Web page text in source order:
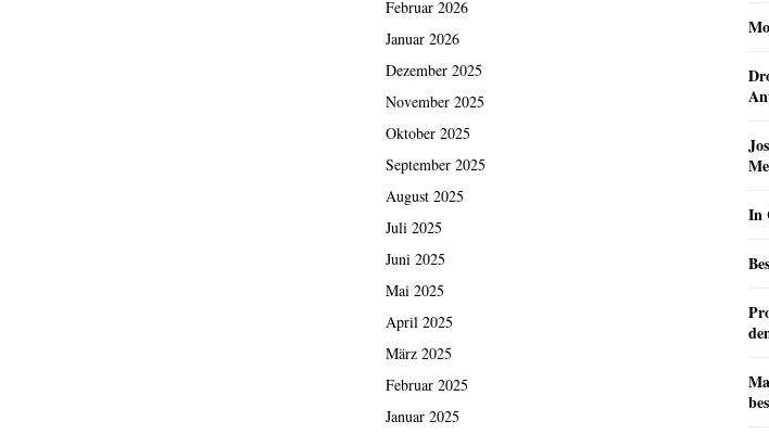
Februar 2026
Januar 2026
Dezember 2025
November 2025
Oktober 2025
September 2025
August 2025
Juli 2025
Juni 2025
Mai 2025
April 2025
März 2025
Februar 2025
Januar 2025
In